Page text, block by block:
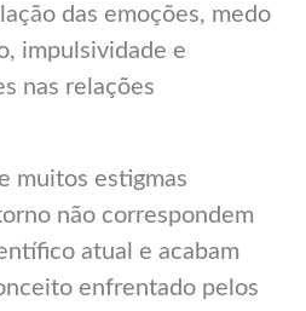
das emoções, medo
impulsividade e
nas relações
muitos estigmas
não correspondem
atual e acabam
enfrentado pelos